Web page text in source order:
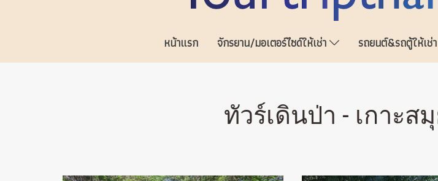
หน้าแรก จักรยาน/มอเตอร์ไซด์ให้เช่า รถยนต์&รถตู้ให้เช่า
ทัวร์เดินป่า - เกาะส